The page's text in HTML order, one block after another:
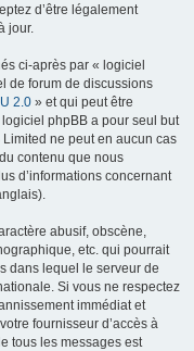
d’être légalement
jour.
ci-après par « logiciel
de forum de discussions
2.0 » et qui peut être
phpBB a pour seul but
ne peut en aucun cas
contenu que nous
d’informations concernant
abusif, obscène,
etc. qui pourrait
dans lequel le serveur de
Si vous ne respectez
immédiat et
fournisseur d’accès à
tous les messages est